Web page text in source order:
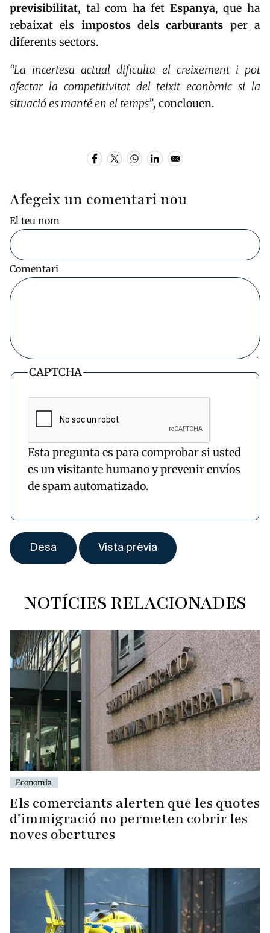
previsibilitat, tal com ha fet Espanya, que ha
rebaixat els impostos dels carburants per a
diferents sectors.
“La incertesa actual dificulta el creixement i pot
afectar la competitivitat del teixit econòmic si la
situació es manté en el temps”, conclouen.
Afegeix un comentari nou
El teu nom
Comentari
CAPTCHA
Esta pregunta es para comprobar si usted
es un visitante humano y prevenir envíos
de spam automatizado.
NOTÍCIES RELACIONADES
Economia
Els comerciants alerten que les quotes
d’immigració no permeten cobrir les
noves obertures